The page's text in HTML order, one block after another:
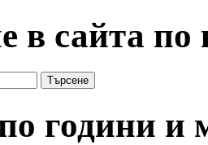
в сайта
години и